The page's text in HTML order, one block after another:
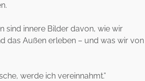
sind innere Bilder davon, wie wir
das Außen erleben – und was wir von
werde ich vereinnahmt.”